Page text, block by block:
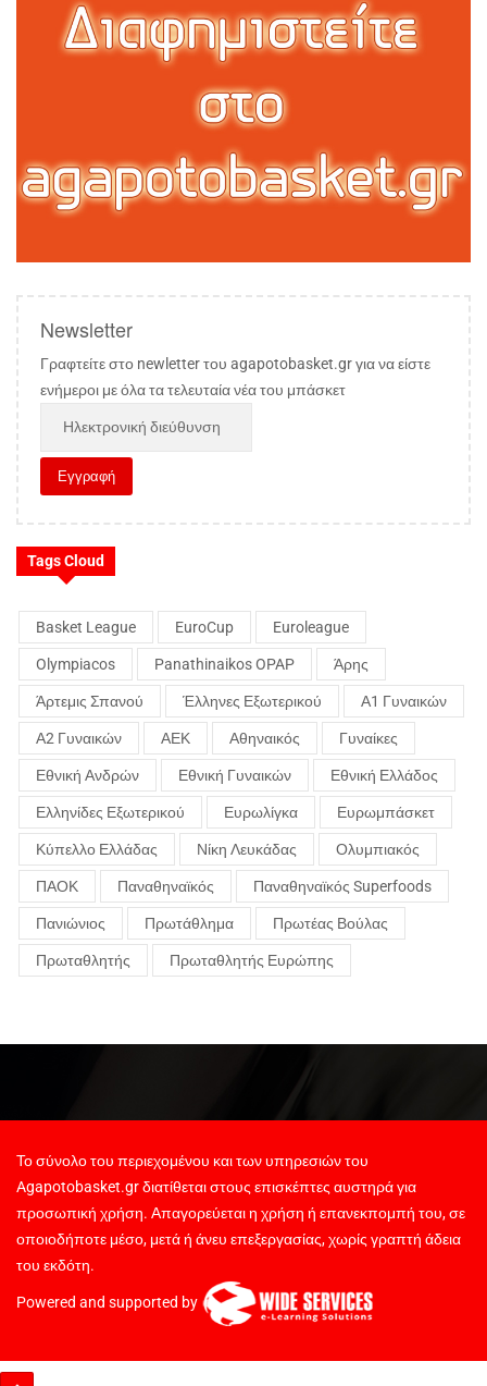
Newsletter
Γραφτείτε στο newletter του agapotobasket.gr για να είστε
ενήμεροι με όλα τα τελευταία νέα του μπάσκετ
Tags Cloud
Basket League EuroCup Euroleague
Olympiacos Panathinaikos OPAP Άρης
Άρτεμις Σπανού Έλληνες Εξωτερικού Α1 Γυναικών
Α2 Γυναικών ΑΕΚ Αθηναικός Γυναίκες
Εθνική Ανδρών Εθνική Γυναικών Εθνική Ελλάδος
Ελληνίδες Εξωτερικού Ευρωλίγκα Ευρωμπάσκετ
Κύπελλο Ελλάδας Νίκη Λευκάδας Ολυμπιακός
ΠΑΟΚ Παναθηναϊκός Παναθηναϊκός Superfoods
Πανιώνιος Πρωτάθλημα Πρωτέας Βούλας
Πρωταθλητής Πρωταθλητής Ευρώπης
Το σύνολο του περιεχομένου και των υπηρεσιών του
Agapotobasket.gr διατίθεται στους επισκέπτες αυστηρά για
προσωπική χρήση. Απαγορεύεται η χρήση ή επανεκπομπή του, σε
οποιοδήποτε μέσο, μετά ή άνευ επεξεργασίας, χωρίς γραπτή άδεια
του εκδότη.
Powered and supported by